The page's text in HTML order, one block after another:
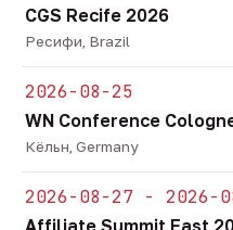
CGS Recife 2026
Ресифи, Brazil
2026-08-25
WN Conference
Кёльн, Germany
2026-08-27 - 2026-